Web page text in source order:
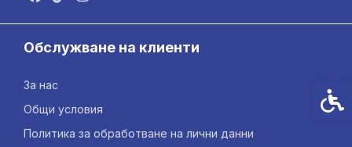
Обслужване на клиенти
За нас
Общи условия
Политика за обработване на лични данни